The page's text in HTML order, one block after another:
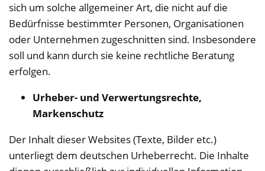
sich um solche allgemeiner Art, die nicht auf die
Bedürfnisse bestimmter Personen, Organisationen
oder Unternehmen zugeschnitten sind. Insbesondere
soll und kann durch sie keine rechtliche Beratung
erfolgen.
Urheber- und Verwertungsrechte,
Markenschutz
Der Inhalt dieser Websites (Texte, Bilder etc.)
unterliegt dem deutschen Urheberrecht. Die Inhalte